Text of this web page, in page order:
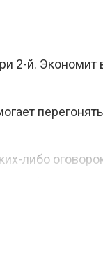
2-й. Экономит
либо